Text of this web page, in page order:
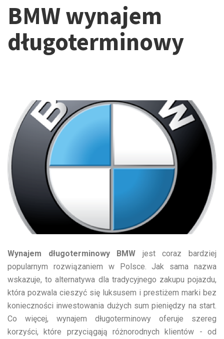
BMW wynajem
długoterminowy
Wynajem długoterminowy BMW jest coraz bardziej
popularnym rozwiązaniem w Polsce. Jak sama nazwa
wskazuje, to alternatywa dla tradycyjnego zakupu pojazdu,
która pozwala cieszyć się luksusem i prestiżem marki bez
konieczności inwestowania dużych sum pieniędzy na start.
Co więcej, wynajem długoterminowy oferuje szereg
korzyści, które przyciągają różnorodnych klientów - od